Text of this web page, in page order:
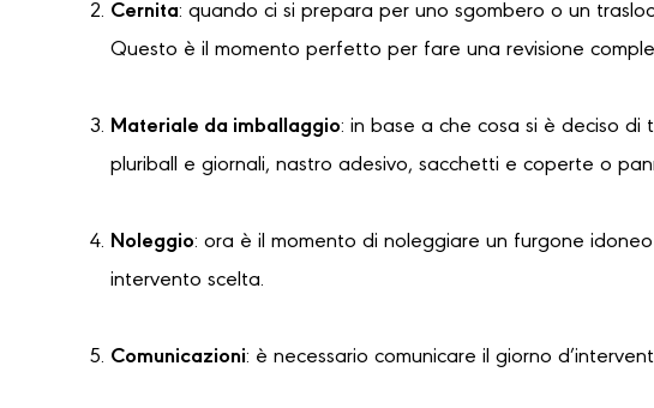
Cernita: quando ci si prepara per uno sgombero o un
Questo è il momento perfetto per fare una revisione
Materiale da imballaggio: in base a che cosa si è deciso
pluriball e giornali, nastro adesivo, sacchetti e coperte o
Noleggio: ora è il momento di noleggiare un furgone
intervento scelta.
Comunicazioni: è necessario comunicare il giorno